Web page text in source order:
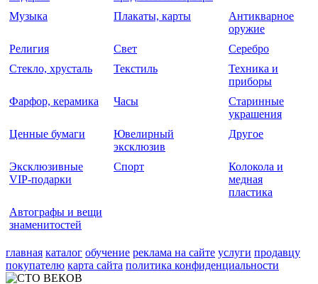
Музыка Плакаты, карты
Антикварное
оружие
Религия
Свет
Серебро
Стекло, хрусталь
Текстиль
Техника и
приборы
Фарфор, керамика
Часы
Старинные
украшения
Ценные бумаги
Ювелирный
эксклюзив
Другое
Эксклюзивные
VIP-подарки
Спорт
Колокола и
медная
пластика
Автографы и вещи
знаменитостей
главная каталог обучение реклама на сайте услуги продавцу
покупателю карта сайта политика конфиденциальности